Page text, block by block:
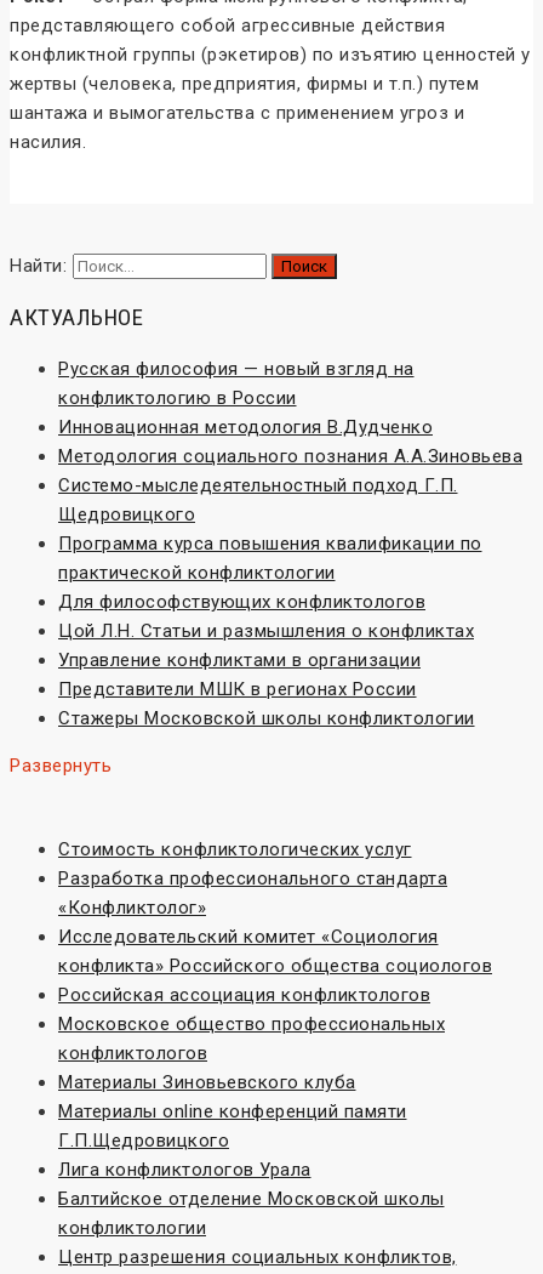
представляющего собой агрессивные действия
конфликтной группы (рэкетиров) по изъятию ценностей у
жертвы (человека, предприятия, фирмы и т.п.) путем
шантажа и вымогательства с применением угроз и
насилия.
Найти:
АКТУАЛЬНОЕ
Русская философия — новый взгляд на
конфликтологию в России
Инновационная методология В.Дудченко
Методология социального познания А.А.Зиновьева
Системо-мыследеятельностный подход Г.П.
Щедровицкого
Программа курса повышения квалификации по
практической конфликтологии
Для философствующих конфликтологов
Цой Л.Н. Статьи и размышления о конфликтах
Управление конфликтами в организации
Представители МШК в регионах России
Стажеры Московской школы конфликтологии
Развернуть
Стоимость конфликтологических услуг
Разработка профессионального стандарта
«Конфликтолог»
Исследовательский комитет «Социoлогия
конфликта» Российского общества социологов
Российская ассоциация конфликтологов
Московское общество профессиональных
конфликтологов
Материалы Зиновьевского клуба
Материалы online конференций памяти
Г.П.Щедровицкого
Лига конфликтологов Урала
Балтийское отделение Московской школы
конфликтологии
Центр разрешения социальных конфликтов,